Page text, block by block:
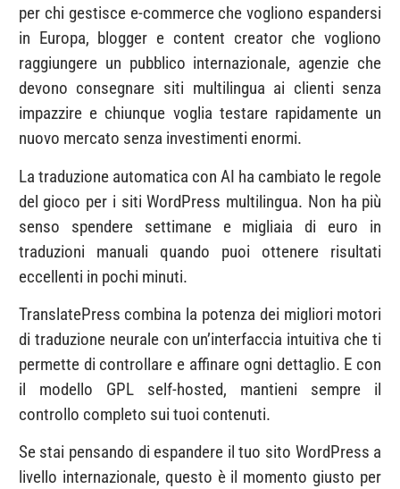
per chi gestisce e-commerce che vogliono espandersi
in Europa, blogger e content creator che vogliono
raggiungere un pubblico internazionale, agenzie che
devono consegnare siti multilingua ai clienti senza
impazzire e chiunque voglia testare rapidamente un
nuovo mercato senza investimenti enormi.
La traduzione automatica con AI ha cambiato le regole
del gioco per i siti WordPress multilingua. Non ha più
senso spendere settimane e migliaia di euro in
traduzioni manuali quando puoi ottenere risultati
eccellenti in pochi minuti.
TranslatePress combina la potenza dei migliori motori
di traduzione neurale con un’interfaccia intuitiva che ti
permette di controllare e affinare ogni dettaglio. E con
il modello GPL self-hosted, mantieni sempre il
controllo completo sui tuoi contenuti.
Se stai pensando di espandere il tuo sito WordPress a
livello internazionale, questo è il momento giusto per